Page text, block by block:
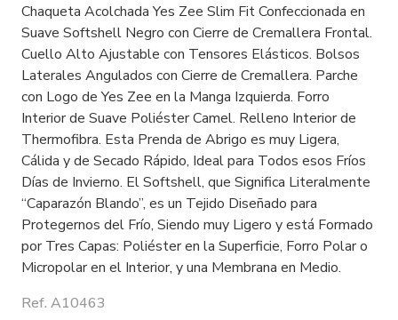
Chaqueta Acolchada Yes Zee Slim Fit Confeccionada en
Suave Softshell Negro con Cierre de Cremallera Frontal.
Cuello Alto Ajustable con Tensores Elásticos. Bolsos
Laterales Angulados con Cierre de Cremallera. Parche
con Logo de Yes Zee en la Manga Izquierda. Forro
Interior de Suave Poliéster Camel. Relleno Interior de
Thermofibra. Esta Prenda de Abrigo es muy Ligera,
Cálida y de Secado Rápido, Ideal para Todos esos Fríos
Días de Invierno. El Softshell, que Significa Literalmente
“Caparazón Blando”, es un Tejido Diseñado para
Protegernos del Frío, Siendo muy Ligero y está Formado
por Tres Capas: Poliéster en la Superficie, Forro Polar o
Micropolar en el Interior, y una Membrana en Medio.
Ref. A10463